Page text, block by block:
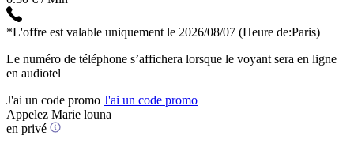
*L'offre est valable uniquement le 2026/08/07 (Heure de:Paris)
Le numéro de téléphone s’affichera lorsque le voyant sera en ligne
en audiotel
J'ai un code promo J'ai un code promo
Appelez Marie louna
en privé